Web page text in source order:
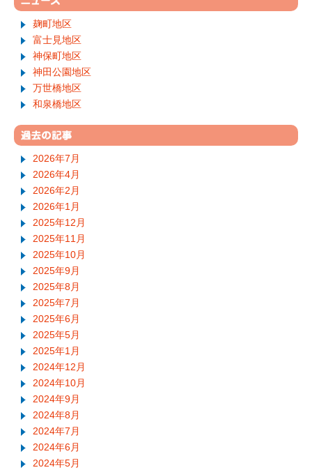
麹町地区
富士見地区
神保町地区
神田公園地区
万世橋地区
和泉橋地区
2026年7月
2026年4月
2026年2月
2026年1月
2025年12月
2025年11月
2025年10月
2025年9月
2025年8月
2025年7月
2025年6月
2025年5月
2025年1月
2024年12月
2024年10月
2024年9月
2024年8月
2024年7月
2024年6月
2024年5月